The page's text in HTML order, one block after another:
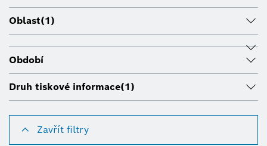
Oblast(1)
Období
Druh tiskové informace(1)
Zavřít filtry